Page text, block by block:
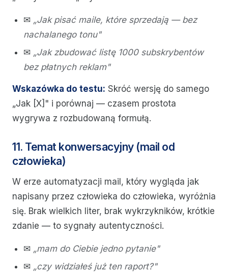
✉ „Jak pisać maile, które sprzedają — bez
nachalanego tonu"
✉ „Jak zbudować listę 1000 subskrybentów
bez płatnych reklam"
Wskazówka do testu: Skróć wersję do samego
„Jak [X]" i porównaj — czasem prostota
wygrywa z rozbudowaną formułą.
11. Temat konwersacyjny (mail od
człowieka)
W erze automatyzacji mail, który wygląda jak
napisany przez człowieka do człowieka, wyróżnia
się. Brak wielkich liter, brak wykrzykników, krótkie
zdanie — to sygnały autentyczności.
✉ „mam do Ciebie jedno pytanie"
✉ „czy widziałeś już ten raport?"